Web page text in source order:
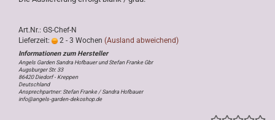
Art.Nr.: GS-Chef-N
Lieferzeit:
2 - 3 Wochen (Ausland abweichend)
Angels Garden Sandra Hofbauer und Stefan Franke Gbr
Augsburger Str. 33
86420 Diedorf - Kreppen
Deutschland
Ansprechpartner: Stefan Franke / Sandra Hofbauer
info@angels-garden-dekoshop.de